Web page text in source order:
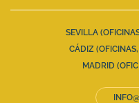
SEVILLA
CÁDIZ
MADRID